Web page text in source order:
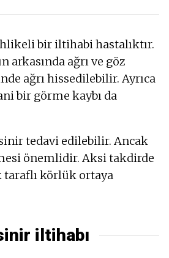
bir iltihabi hastalıktır.
arkasında ağrı ve göz
ağrı hissedilebilir. Ayrıca
bir görme kaybı da
tedavi edilebilir. Ancak
önemlidir. Aksi takdirde
taraflı körlük ortaya
iltihabı